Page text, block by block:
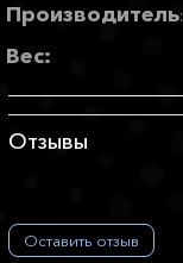
Производитель:
Вес:
Отзывы
Оставить отзыв